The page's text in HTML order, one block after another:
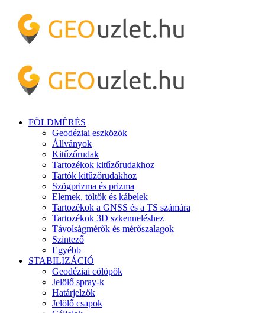
FÖLDMÉRÉS
Geodéziai eszközök
Állványok
Kitűzőrudak
Tartozékok kitűzőrudakhoz
Tartók kitűzőrudakhoz
Szögprizma és prizma
Elemek, töltők és kábelek
Tartozékok a GNSS és a TS számára
Tartozékok 3D szkenneléshez
Távolságmérők és mérőszalagok
Szintező
Egyébb
STABILIZÁCIÓ
Geodéziai cölöpök
Jelölő spray-k
Határjelzők
Jelölő csapok